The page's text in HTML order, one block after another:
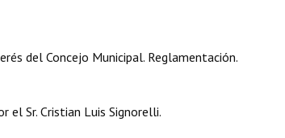
del Concejo Municipal. Reglamentación.
el Sr. Cristian Luis Signorelli.